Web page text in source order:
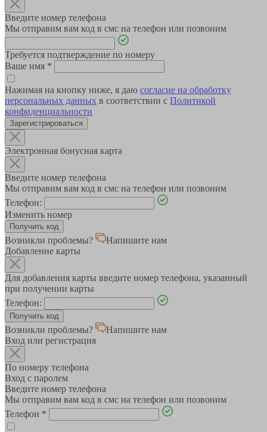
Введите номер телефона
Мы отправим вам код в смс на телефон или позвоним
Требуется подтверждение по номеру
Ваше имя *
Нажимая на кнопку ниже, я даю согласие на обработку
персональных данных в соответствии с Политикой
конфиденциальности
Зарегистрироваться
Электронная бонусная карта
Введите номер телефона
Мы отправим вам код в смс на телефон или позвоним
Телефон:
Изменить номер
Возникли проблемы?
Напишите нам
Добавление карты
Для добавления карты введите номер телефона, указанный
при получении карты
Телефон:
Возникли проблемы?
Напишите нам
Вход или регистрация
По номеру телефона
Вход с паролем
Введите номер телефона
Мы отправим вам код в смс на телефон или позвоним
Телефон *